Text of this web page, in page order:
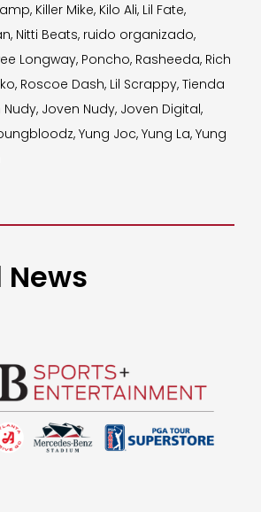
Killer Mike, Kilo Ali, Lil Fate,
Nitti Beats, ruido organizado,
Longway, Poncho, Rasheeda, Rich
Roscoe Dash, Lil Scrappy, Tienda
Joven Nudy, Joven Digital,
Yung Joc, Yung La, Yung